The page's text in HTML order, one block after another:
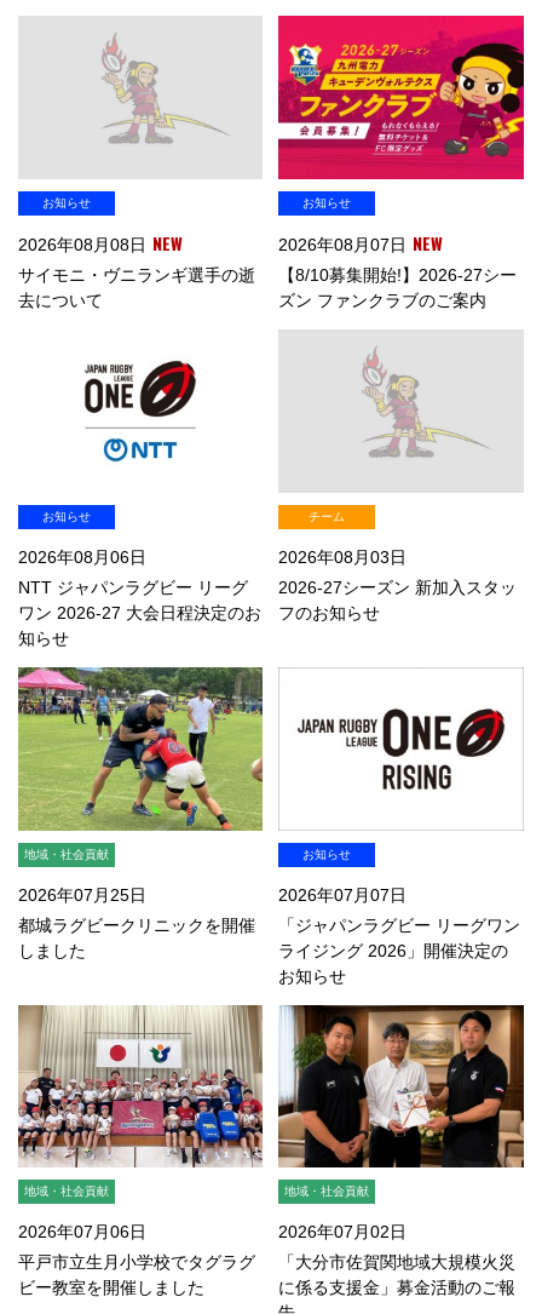
お知らせ
2026年08月08日 NEW
サイモニ・ヴニランギ選手の逝
去について
お知らせ
2026年08月07日 NEW
【8/10募集開始!】2026-27シー
ズン ファンクラブのご案内
お知らせ
2026年08月06日
NTT ジャパンラグビー リーグ
ワン 2026-27 大会日程決定のお
知らせ
チーム
2026年08月03日
2026-27シーズン 新加入スタッ
フのお知らせ
地域・社会貢献
2026年07月25日
都城ラグビークリニックを開催
しました
お知らせ
2026年07月07日
「ジャパンラグビー リーグワン
ライジング 2026」開催決定の
お知らせ
地域・社会貢献
2026年07月06日
平戸市立生月小学校でタグラグ
ビー教室を開催しました
地域・社会貢献
2026年07月02日
「大分市佐賀関地域大規模火災
に係る支援金」募金活動のご報